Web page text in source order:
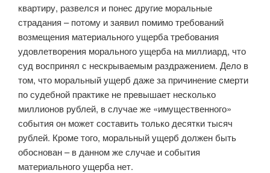
квартиру, развелся и понес другие моральные
страдания – потому и заявил помимо требований
возмещения материального ущерба требования
удовлетворения морального ущерба на миллиард, что
суд воспринял с нескрываемым раздражением. Дело в
том, что моральный ущерб даже за причинение смерти
по судебной практике не превышает несколько
миллионов рублей, в случае же «имущественного»
события он может составить только десятки тысяч
рублей. Кроме того, моральный ущерб должен быть
обоснован – в данном же случае и события
материального ущерба нет.